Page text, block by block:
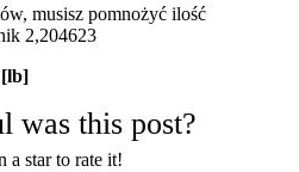
musisz pomnożyć ilość
2,204623
[lb]
was this post?
a star to rate it!